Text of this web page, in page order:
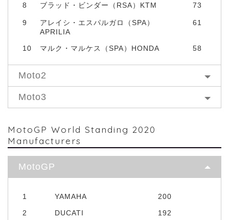
8 ブラッド・ビンダー（RSA）KTM 73
9
アレイシ・エスパルガロ（SPA）
APRILIA
61
10 マルク・マルケス（SPA）HONDA 58
Moto2
Moto3
MotoGP World Standing 2020
Manufacturers
MotoGP
1 YAMAHA
200
2
DUCATI
192